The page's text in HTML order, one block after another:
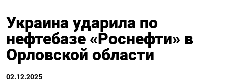
Подписывайтесь на The Moscow
Times в Telegram —
Украина ударила по
нефтебазе «Роснефти» в
Орловской области
02.12.2025